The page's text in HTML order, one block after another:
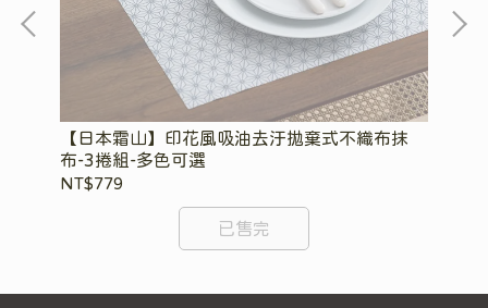
【日本霜山】印花風吸油去汙拋棄式不織布抹
布-3捲組-多色可選
NT$779
已售完